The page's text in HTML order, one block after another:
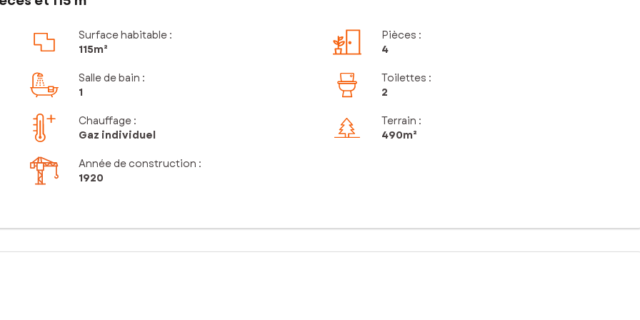
Surface habitable :
115m²
Pièces :
4
Salle de bain :
1
Toilettes :
2
Chauffage :
Gaz individuel
Terrain :
490m²
Année de construction :
1920